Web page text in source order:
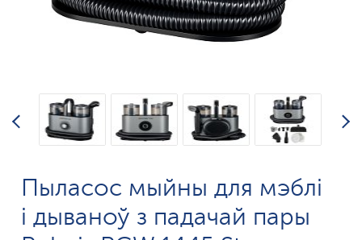
Пыласос мыйны для мэблі
і дываноў з падачай пары